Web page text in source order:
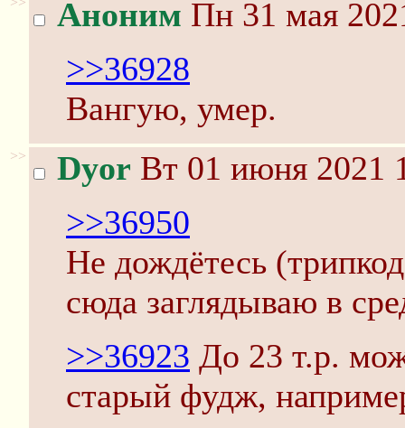
Аноним Пн 31 мая
>>36928
Вангую, умер.
>> Dyor Вт 01 июня 2021
>>36950
Не дождётесь
сюда заглядываю в
>>36923 До 23 т.р.
старый фудж,